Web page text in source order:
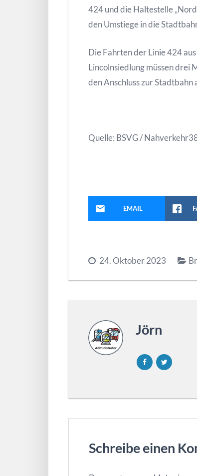
424 und die Haltestelle
den Umstiege in die
Die Fahrten der Linie 424
Lincolnsiedlung müssen drei
den Anschluss zur
Quelle: BSVG /
EMAIL
24. Oktober 2023
Jörn
Schreibe einen